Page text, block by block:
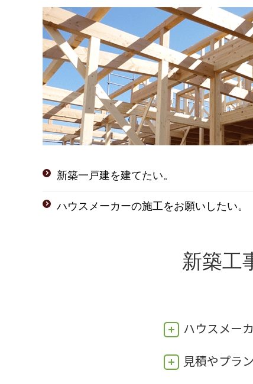
新築一戸建を建てたい。
ハウスメーカーの施工をお願いしたい。
新築工
ハウスメー
見積やプラ